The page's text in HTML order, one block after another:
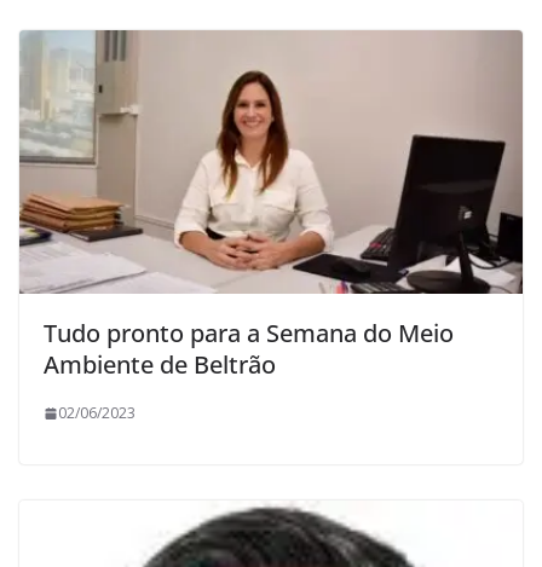
Tudo pronto para a Semana do Meio
Ambiente de Beltrão
02/06/2023